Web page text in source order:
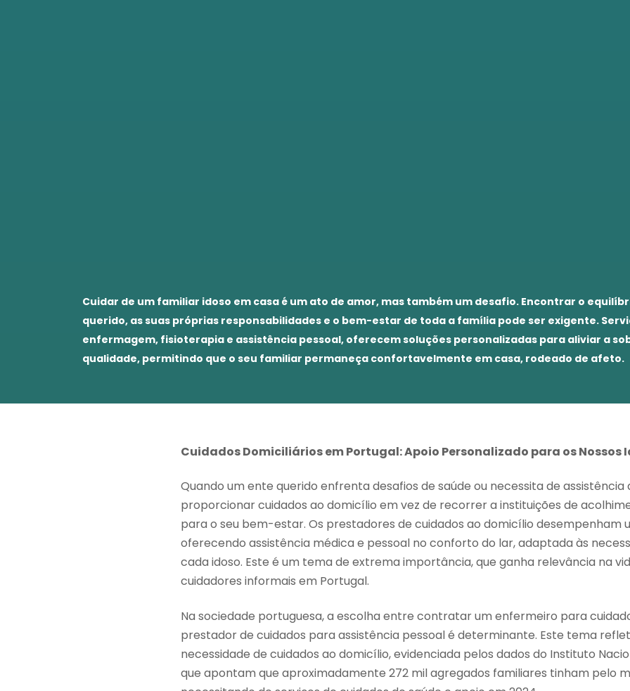
Cuidar de um familiar idoso em casa é um ato de amor, mas também um desafio. Encontrar o
querido, as suas próprias responsabilidades e o bem-estar de toda a família pode ser exigente.
enfermagem, fisioterapia e assistência pessoal, oferecem soluções personalizadas para aliviar a
qualidade, permitindo que o seu familiar permaneça confortavelmente em casa, rodeado de afeto.
Cuidados Domiciliários em Portugal: Apoio Personalizado para os Nossos
Quando um ente querido enfrenta desafios de saúde ou necessita de assistência
proporcionar cuidados ao domicílio em vez de recorrer a instituições de
para o seu bem-estar. Os prestadores de cuidados ao domicílio desempenham
oferecendo assistência médica e pessoal no conforto do lar, adaptada às
cada idoso. Este é um tema de extrema importância, que ganha relevância na
cuidadores informais em Portugal.
Na sociedade portuguesa, a escolha entre contratar um enfermeiro para
prestador de cuidados para assistência pessoal é determinante. Este tema
necessidade de cuidados ao domicílio, evidenciada pelos dados do Instituto
que apontam que aproximadamente 272 mil agregados familiares tinham pelo